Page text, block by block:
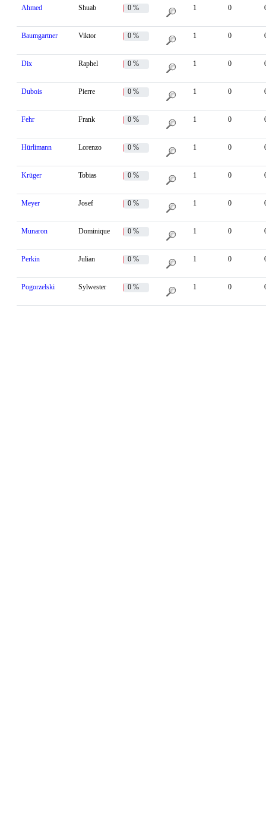
Ahmed Shuab 0 % 1 0
Baumgartner Viktor 0 % 1 0
Dix Raphel 0 % 1 0
Dubois Pierre 0 % 1 0
Fehr Frank 0 % 1 0
Hürlimann Lorenzo 0 % 1 0
Krüger Tobias 0 % 1 0
Meyer Josef 0 % 1 0
Munaron Dominique 0 % 1 0
Perkin Julian 0 % 1 0
Pogorzelski Sylwester 0 % 1 0